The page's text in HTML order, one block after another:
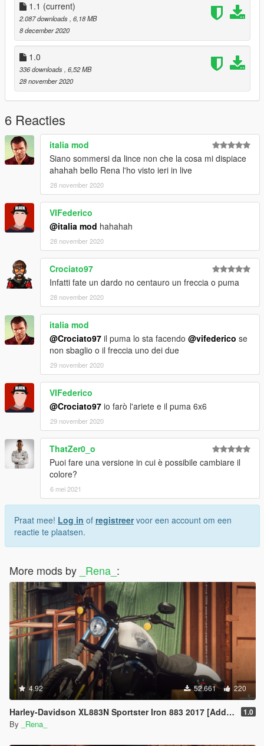
add this line
dlcpacks: \ lincenu \ item>
Save and replace it.
Name for Spawn: lincenu
---------------------------------------------------------
You are not authorized to change the model.
"ATTENZIONE"
Non sei autorizzato a modificare modello.
1.1 (current)
2.087 downloads , 6,18 MB
8 december 2020
1.0
336 downloads , 6,52 MB
28 november 2020
6 Reacties
italia mod
Siano sommersi da lince non che la cosa mi dispiace
ahahah bello Rena l'ho visto ieri in live
28 november 2020
VIFederico
@italia mod hahahah
28 november 2020
Crociato97
Infatti fate un dardo no centauro un freccia o puma
28 november 2020
italia mod
@Crociato97 il puma lo sta facendo @vifederico se
non sbaglio o il freccia uno dei due
29 november 2020
VIFederico
@Crociato97 io farò l'ariete e il puma 6x6
29 november 2020
ThatZer0_o
Puoi fare una versione in cui è possibile cambiare il
colore?
6 mei 2021
Praat mee! Log in of registreervoor een account om een
reactie te plaatsen.
More mods by _Rena_ :
4.92 52.661 220
Harley-Davidson XL883N Sportster Iron 883 2017 [Add-On] 1.0
By _Rena_